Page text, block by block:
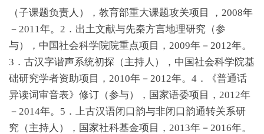
（子课题负责人），教育部重大课题攻关项目 ，2008年
－2011年。2．出土文献与先秦方言地理研究（参
与），中国社会科学院院重点项目，2009年－2012年。
3．古汉字谐声系统初探（主持人），中国社会科学院基
础研究学者资助项目，2010年－2012年。4．《普通话
异读词审音表》修订（参与），国家语委项目，2012年
－2014年。5．上古汉语闭口韵与非闭口韵通转关系研
究（主持人），国家社科基金项目，2013年－2016年。